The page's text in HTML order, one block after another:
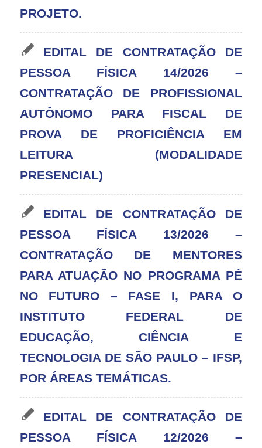
PROJETO.
EDITAL DE CONTRATAÇÃO DE
PESSOA FÍSICA 14/2026 –
CONTRATAÇÃO DE PROFISSIONAL
AUTÔNOMO PARA FISCAL DE
PROVA DE PROFICIÊNCIA EM
LEITURA (MODALIDADE
PRESENCIAL)
EDITAL DE CONTRATAÇÃO DE
PESSOA FÍSICA 13/2026 –
CONTRATAÇÃO DE MENTORES
PARA ATUAÇÃO NO PROGRAMA PÉ
NO FUTURO – FASE I, PARA O
INSTITUTO FEDERAL DE
EDUCAÇÃO, CIÊNCIA E
TECNOLOGIA DE SÃO PAULO – IFSP,
POR ÁREAS TEMÁTICAS.
EDITAL DE CONTRATAÇÃO DE
PESSOA FÍSICA 12/2026 –